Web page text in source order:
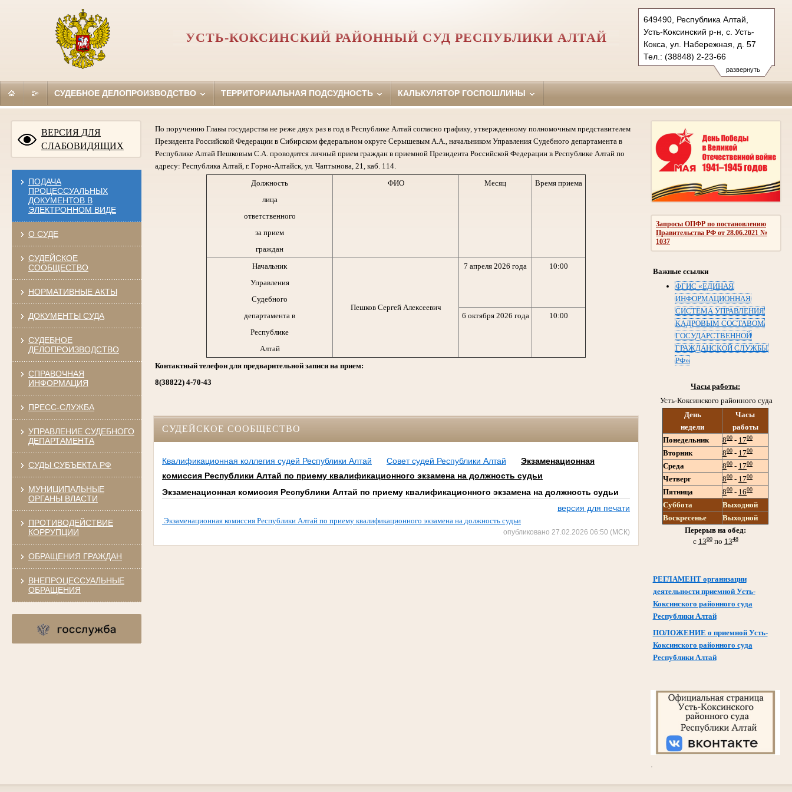
развернуть
649490, Республика Алтай,
Усть-Коксинский р-н, с. Усть-
Кокса, ул. Набережная, д. 57
Тел.: (38848) 2-23-66
ust-koksinsky.ralt@sudrf.ru
УСТЬ-КОКСИНСКИЙ РАЙОННЫЙ СУД РЕСПУБЛИКИ АЛТАЙ
СУДЕБНОЕ ДЕЛОПРОИЗВОДСТВО ТЕРРИТОРИАЛЬНАЯ ПОДСУДНОСТЬ КАЛЬКУЛЯТОР ГОСПОШЛИНЫ
ВЕРСИЯ ДЛЯ
СЛАБОВИДЯЩИХ
ПОДАЧА
ПРОЦЕССУАЛЬНЫХ
ДОКУМЕНТОВ В
ЭЛЕКТРОННОМ ВИДЕ
О СУДЕ
СУДЕЙСКОЕ
СООБЩЕСТВО
НОРМАТИВНЫЕ АКТЫ
ДОКУМЕНТЫ СУДА
СУДЕБНОЕ
ДЕЛОПРОИЗВОДСТВО
СПРАВОЧНАЯ
ИНФОРМАЦИЯ
ПРЕСС-СЛУЖБА
УПРАВЛЕНИЕ СУДЕБНОГО
ДЕПАРТАМЕНТА
СУДЫ СУБЪЕКТА РФ
МУНИЦИПАЛЬНЫЕ
ОРГАНЫ ВЛАСТИ
ПРОТИВОДЕЙСТВИЕ
КОРРУПЦИИ
ОБРАЩЕНИЯ ГРАЖДАН
ВНЕПРОЦЕССУАЛЬНЫЕ
ОБРАЩЕНИЯ
Запросы ОПФР по постановлению
Правительства РФ от 28.06.2021 №
1037
Важные ссылки
ФГИС «ЕДИНАЯ
ИНФОРМАЦИОННАЯ
СИСТЕМА УПРАВЛЕНИЯ
КАДРОВЫМ СОСТАВОМ
ГОСУДАРСТВЕННОЙ
ГРАЖДАНСКОЙ СЛУЖБЫ
РФ»
Часы работы:
Усть-Коксинского районного суда
День
недели
Часы
работы
Понедельник
800 - 1700
Вторник 800 - 1700
Среда 800 - 1700
Четверг 800 - 1700
Пятница 800 - 1600
Суббота
Выходной
Воскресенье
Выходной
Перерыв на обед:
с 1300по 1348
РЕГЛАМЕНТ организации
деятельности приемной Усть-
Коксинского районного суда
Республики Алтай
ПОЛОЖЕНИЕ о приемной Усть-
Коксинского районного суда
Республики Алтай
По поручению Главы государства не реже двух раз в год в Республике Алтай согласно графику, утвержденному полномочным представителем
Президента Российской Федерации в Сибирском федеральном округе Серышевым А.А., начальником Управления Судебного департамента в
Республике Алтай Пешковым С.А. проводится личный прием граждан в приемной Президента Российской Федерации в Республике Алтай по
адресу: Республика Алтай, г. Горно-Алтайск, ул. Чаптынова, 21, каб. 114.
Должность
лица
ответственного
за прием
граждан
ФИО Месяц Время приема
Начальник
Управления
Судебного
департамента в
Республике
Алтай
Пешков Сергей Алексеевич
7 апреля 2026 года 10:00
6 октября 2026 года 10:00
Контактный телефон для предварительной записи на прием:
8(38822) 4-70-43
СУДЕЙСКОЕ СООБЩЕСТВО
Квалификационная коллегия судей Республики Алтай Совет судей Республики Алтай
Экзаменационная
комиссия Республики Алтай по приему квалификационного экзамена на должность судьи
Экзаменационная комиссия Республики Алтай по приему квалификационного экзамена на должность судьи
версия для печати
Экзаменационная комиссия Республики Алтай по приему квалификационного экзамена на должность судьи
опубликовано 27.02.2026 06:50 (МСК)